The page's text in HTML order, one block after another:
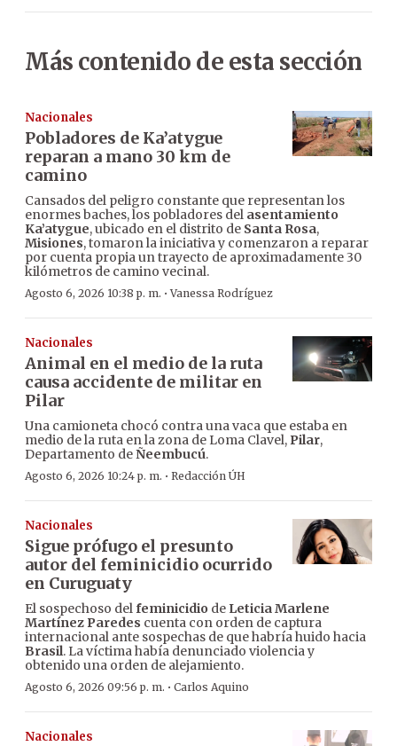
Más contenido de esta sección
Nacionales
Pobladores de Ka’atygue
reparan a mano 30 km de
camino
Cansados del peligro constante que representan los
enormes baches, los pobladores del asentamiento
Ka’atygue, ubicado en el distrito de Santa Rosa,
Misiones, tomaron la iniciativa y comenzaron a reparar
por cuenta propia un trayecto de aproximadamente 30
kilómetros de camino vecinal.
Agosto 6, 2026 10:38 p. m. ·Vanessa Rodríguez
Nacionales
Animal en el medio de la ruta
causa accidente de militar en
Pilar
Una camioneta chocó contra una vaca que estaba en
medio de la ruta en la zona de Loma Clavel, Pilar,
Departamento deÑeembucú.
Agosto 6, 2026 10:24 p. m. · Redacción ÚH
Nacionales
Sigue prófugo el presunto
autor del feminicidio ocurrido
en Curuguaty
El sospechoso delfeminicidio de Leticia Marlene
Martínez Paredes cuenta con orden de captura
internacional ante sospechas de que habría huido hacia
Brasil. La víctima había denunciado violencia y
obtenido una orden de alejamiento.
Agosto 6, 2026 09:56 p. m. · Carlos Aquino
Nacionales